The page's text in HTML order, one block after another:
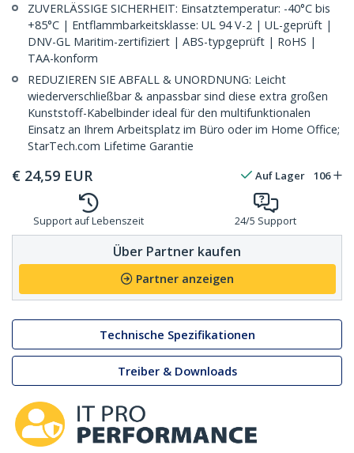
ZUVERLÄSSIGE SICHERHEIT: Einsatztemperatur: -40°C bis
+85°C | Entflammbarkeitsklasse: UL 94 V-2 | UL-geprüft |
DNV-GL Maritim-zertifiziert | ABS-typgeprüft | RoHS |
TAA-konform
REDUZIEREN SIE ABFALL & UNORDNUNG: Leicht
wiederverschließbar & anpassbar sind diese extra großen
Kunststoff-Kabelbinder ideal für den multifunktionalen
Einsatz an Ihrem Arbeitsplatz im Büro oder im Home Office;
StarTech.com Lifetime Garantie
€ 24,59 EUR Auf Lager 106
Support auf Lebenszeit 24/5 Support
Über Partner kaufen
Partner anzeigen
Technische Spezifikationen
Treiber & Downloads